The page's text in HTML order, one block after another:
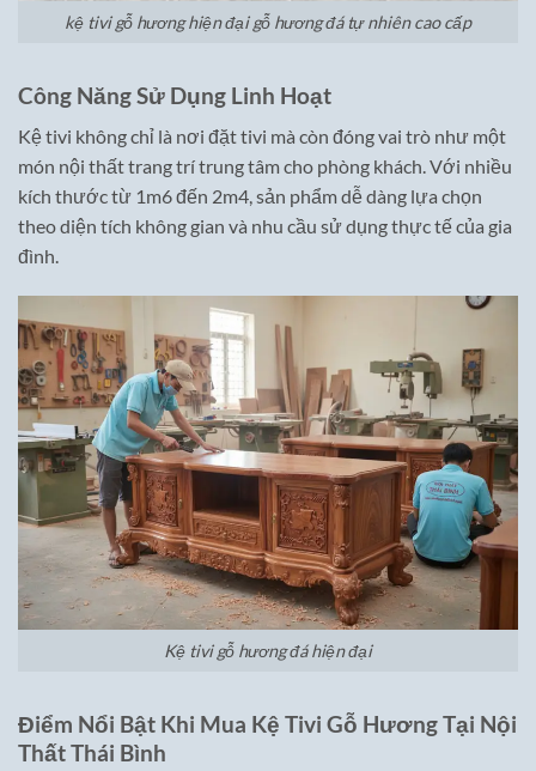
kệ tivi gỗ hương hiện đại gỗ hương đá tự nhiên cao cấp
Công Năng Sử Dụng Linh Hoạt
Kệ tivi không chỉ là nơi đặt tivi mà còn đóng vai trò như một
món nội thất trang trí trung tâm cho phòng khách. Với nhiều
kích thước từ 1m6 đến 2m4, sản phẩm dễ dàng lựa chọn
theo diện tích không gian và nhu cầu sử dụng thực tế của gia
đình.
Kệ tivi gỗ hương đá hiện đại
Điểm Nổi Bật Khi Mua Kệ Tivi Gỗ Hương Tại Nội
Thất Thái Bình